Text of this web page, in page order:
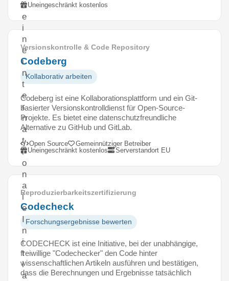
t
e
i
n
e
i
n
t
e
r
n
a
t
i
o
n
a
l
e
I
n
i
t
i
a
Uneingeschränkt kostenlos
Versionskontrolle & Code Repository
Codeberg
Kollaborativ arbeiten
Codeberg ist eine Kollaborationsplattform und ein Git-
basierter Versionskontrolldienst für Open-Source-
Projekte. Es bietet eine datenschutzfreundliche
Alternative zu GitHub und GitLab.
Open Source
Gemeinnütziger Betreiber
Uneingeschränkt kostenlos
Serverstandort EU
Reproduzierbarkeitszertifizierung
Codecheck
Forschungsergebnisse bewerten
CODECHECK ist eine Initiative, bei der unabhängige,
freiwillige "Codechecker" den Code hinter
wissenschaftlichen Artikeln ausführen und bestätigen,
dass die Berechnungen und Ergebnisse tatsächlich